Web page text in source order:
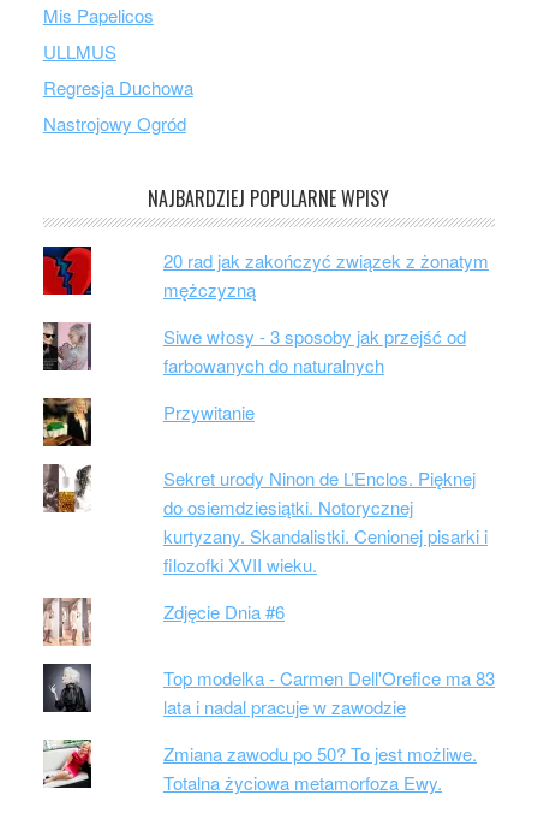
Mis Papelicos
ULLMUS
Regresja Duchowa
Nastrojowy Ogród
NAJBARDZIEJ POPULARNE WPISY
20 rad jak zakończyć związek z żonatym
mężczyzną
Siwe włosy - 3 sposoby jak przejść od
farbowanych do naturalnych
Przywitanie
Sekret urody Ninon de L’Enclos. Pięknej
do osiemdziesiątki. Notorycznej
kurtyzany. Skandalistki. Cenionej pisarki i
filozofki XVII wieku.
Zdjęcie Dnia #6
Top modelka - Carmen Dell'Orefice ma 83
lata i nadal pracuje w zawodzie
Zmiana zawodu po 50? To jest możliwe.
Totalna życiowa metamorfoza Ewy.